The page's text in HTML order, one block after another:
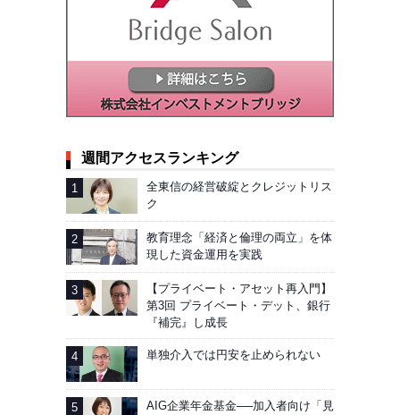
週間アクセスランキング
全東信の経営破綻とクレジットリス
ク
教育理念「経済と倫理の両立」を体
現した資金運用を実践
【プライベート・アセット再入門】
第3回 プライベート・デット、銀行
『補完』し成長
単独介入では円安を止められない
AIG企業年金基金──加入者向け「見